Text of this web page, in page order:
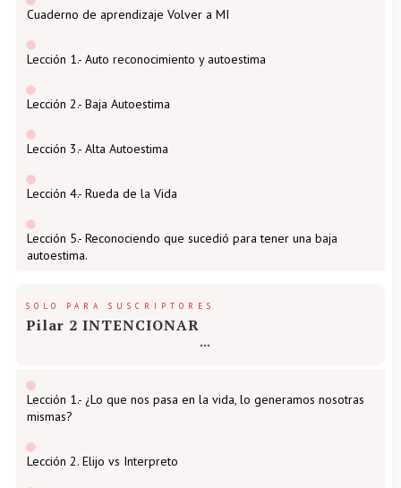
Cuaderno de aprendizaje Volver a MI
Lección 1.- Auto reconocimiento y autoestima
Lección 2.- Baja Autoestima
Lección 3.- Alta Autoestima
Lección 4.- Rueda de la Vida
Lección 5.- Reconociendo que sucedió para tener una baja
autoestima.
SOLO PARA SUSCRIPTORES
Pilar 2 INTENCIONAR
Lección 1.- ¿Lo que nos pasa en la vida, lo generamos nosotras
mismas?
Lección 2. Elijo vs Interpreto